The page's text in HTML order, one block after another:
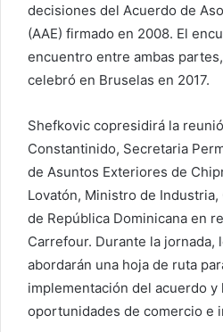
r
ó
n
i
o
decisiones del Acuerdo de
(AAE) firmado en 2008. El
encuentro entre ambas
celebró en Bruselas en 2017.
Shefkovic copresidirá la
Constantinido, Secretaria
de Asuntos Exteriores de
Lovatón, Ministro de
de República Dominicana en
Carrefour. Durante la jornada,
abordarán una hoja de ruta
implementación del acuerdo y
oportunidades de comercio e